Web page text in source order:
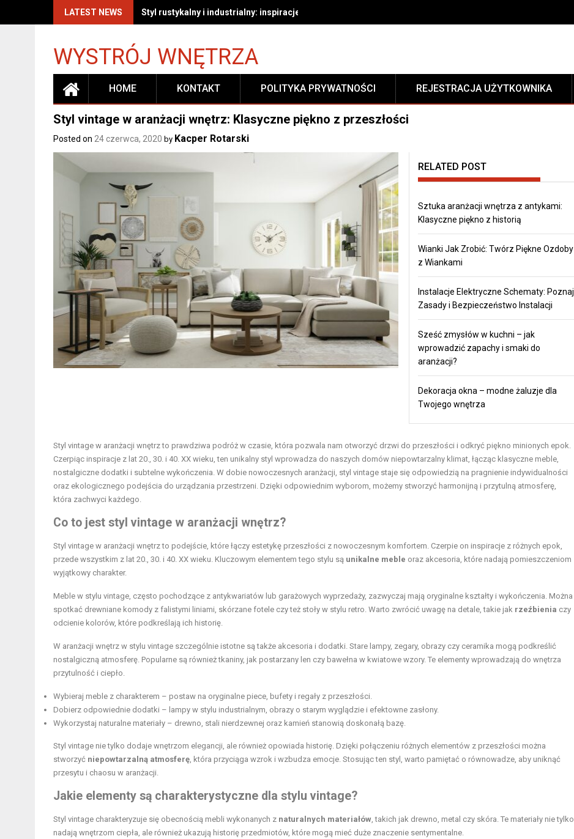
LATEST NEWS Jak skutecznie czyścić i pielęgnować dywan w domu
WYSTRÓJ WNĘTRZA
HOME KONTAKT POLITYKA PRYWATNOŚCI REJESTRACJA UŻYTKOWNIKA
Styl vintage w aranżacji wnętrz: Klasyczne piękno z przeszłości
Posted on 24 czerwca, 2020 by Kacper Rotarski
RELATED POST
Sztuka aranżacji wnętrza z antykami:
Klasyczne piękno z historią
Wianki Jak Zrobić: Twórz Piękne Ozdoby
z Wiankami
Instalacje Elektryczne Schematy: Poznaj
Zasady i Bezpieczeństwo Instalacji
Sześć zmysłów w kuchni – jak
wprowadzić zapachy i smaki do
aranżacji?
Dekoracja okna – modne żaluzje dla
Twojego wnętrza
Styl vintage w aranżacji wnętrz to prawdziwa podróż w czasie, która pozwala nam otworzyć drzwi do przeszłości i odkryć piękno minionych epok.
Czerpiąc inspiracje z lat 20., 30. i 40. XX wieku, ten unikalny styl wprowadza do naszych domów niepowtarzalny klimat, łącząc klasyczne meble,
nostalgiczne dodatki i subtelne wykończenia. W dobie nowoczesnych aranżacji, styl vintage staje się odpowiedzią na pragnienie indywidualności
oraz ekologicznego podejścia do urządzania przestrzeni. Dzięki odpowiednim wyborom, możemy stworzyć harmonijną i przytulną atmosferę,
która zachwyci każdego.
Co to jest styl vintage w aranżacji wnętrz?
Styl vintage w aranżacji wnętrz to podejście, które łączy estetykę przeszłości z nowoczesnym komfortem. Czerpie on inspiracje z różnych epok,
przede wszystkim z lat 20., 30. i 40. XX wieku. Kluczowym elementem tego stylu są unikalne meble oraz akcesoria, które nadają pomieszczeniom
wyjątkowy charakter.
Meble w stylu vintage, często pochodzące z antykwariatów lub garażowych wyprzedaży, zazwyczaj mają oryginalne kształty i wykończenia. Można
spotkać drewniane komody z falistymi liniami, skórzane fotele czy też stoły w stylu retro. Warto zwrócić uwagę na detale, takie jak rzeźbienia czy
odcienie kolorów, które podkreślają ich historię.
W aranżacji wnętrz w stylu vintage szczególnie istotne są także akcesoria i dodatki. Stare lampy, zegary, obrazy czy ceramika mogą podkreślić
nostalgiczną atmosferę. Popularne są również tkaniny, jak postarzany len czy bawełna w kwiatowe wzory. Te elementy wprowadzają do wnętrza
przytulność i ciepło.
Wybieraj meble z charakterem – postaw na oryginalne piece, bufety i regały z przeszłości.
Dobierz odpowiednie dodatki – lampy w stylu industrialnym, obrazy o starym wyglądzie i efektowne zasłony.
Wykorzystaj naturalne materiały – drewno, stali nierdzewnej oraz kamień stanowią doskonałą bazę.
Styl vintage nie tylko dodaje wnętrzom elegancji, ale również opowiada historię. Dzięki połączeniu różnych elementów z przeszłości można
stworzyć niepowtarzalną atmosferę, która przyciąga wzrok i wzbudza emocje. Stosując ten styl, warto pamiętać o równowadze, aby uniknąć
przesytu i chaosu w aranżacji.
Jakie elementy są charakterystyczne dla stylu vintage?
Styl vintage charakteryzuje się obecnością mebli wykonanych z naturalnych materiałów, takich jak drewno, metal czy skóra. Te materiały nie tylko
nadają wnętrzom ciepła, ale również ukazują historię przedmiotów, które mogą mieć duże znaczenie sentymentalne.